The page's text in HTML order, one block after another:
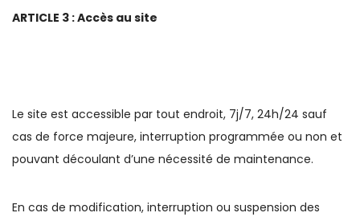
ARTICLE 3 : Accès au site
Le site est accessible par tout endroit, 7j/7, 24h/24 sauf
cas de force majeure, interruption programmée ou non et
pouvant découlant d’une nécessité de maintenance.
En cas de modification, interruption ou suspension des